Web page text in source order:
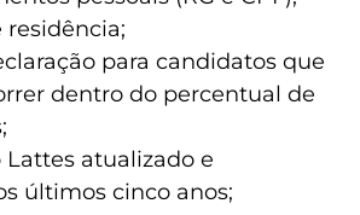
para candidatos que
dentro do percentual de
atualizado e
últimos cinco anos;